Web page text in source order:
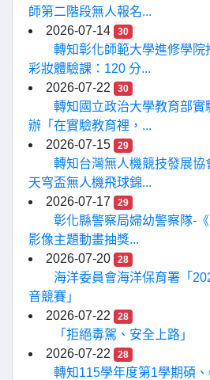
師第二階段無人報名...
2026-07-14
30
轉知彰化師範大學進修學院
彩妝體驗課：120 分...
2026-07-22
30
轉知國立政治大學教育部實
辦「在實驗教育裡，...
2026-07-15
29
轉知台灣無人機競技發展協
天穹盃無人機飛球錦...
2026-07-17
29
彰化縣警察局婦幼警察隊-
影像主題動畫抽獎...
2026-07-20
28
海洋委員會海洋保育署「
音競賽」
2026-07-22
28
「拒絕毒駕、安全上路」
2026-07-22
28
轉知115學年度第1學期碩